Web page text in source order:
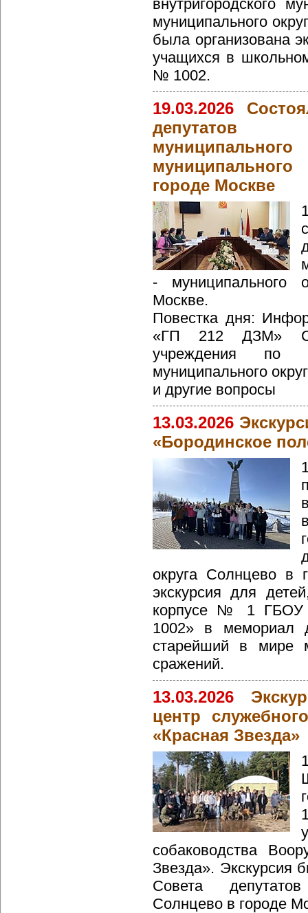
внутригородского
муниципального
была организована
учащихся в
№ 1002.
19.03.2026
депутатов
городе Москве
- муниципального
Москве.
Повестка дня:
«ГП 212 ДЗМ»
учреждения по
муниципального
и другие вопросы
13.03.2026
«Бородинское
округа Солнцево в
экскурсия для
корпусе № 1 ГБОУ
1002» в мемориал
старейший в мире
сражений.
13.03.2026
центр
«Красная Звезда»
собаководства
Звезда». Экскурсия
Совета
Солнцево в городе